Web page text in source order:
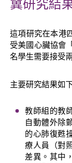
冀研究結
這項研究在本港
受美國心臟協會
名學生需要接受
主要研究結果如
教師組的教
自動體外除
的心肺復甦
療人員（對
差異。其中